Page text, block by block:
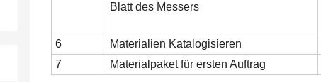
Blatt des Messers
6
Materialien Katalogisieren
7
Materialpaket für ersten Auftrag